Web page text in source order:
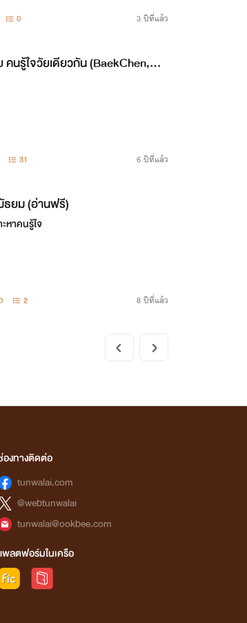
0 3 ปีที่แล้ว
นรู้ใจวัยเดียวกัน (BaekChen,Ch
31 6 ปีที่แล้ว
ธยม (อ่านฟรี)
หาคนรู้ใจ
2 8 ปีที่แล้ว
องทางติดต่อ
tunwalai.com
@webtunwalai
tunwalai@ookbee.com
พลตฟอร์มในเครือ